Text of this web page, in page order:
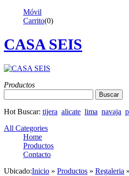
Móvil
Carrito(0)
CASA SEIS
Productos
Buscar
Hot Buscar: tijera alicate lima navaja
All Categories
Home
Productos
Contacto
Ubicado:Inicio » Productos » Regaleria »